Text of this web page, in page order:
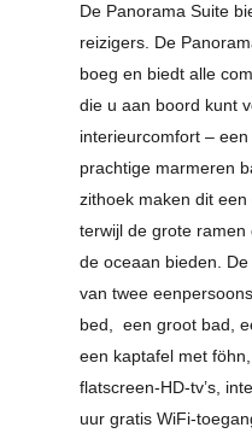
De Panorama Suite
reizigers. De
boeg en biedt alle
die u aan boord kunt
interieurcomfort –
prachtige marmeren
zithoek maken dit
terwijl de grote
de oceaan bieden.
van twee
bed, een groot bad,
een kaptafel met
flatscreen-HD-tv’s,
uur gratis WiFi-